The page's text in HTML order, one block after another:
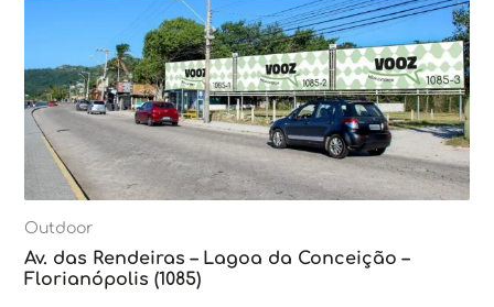
Outdoor
Av. das Rendeiras – Lagoa da Conceição –
Florianópolis (1085)